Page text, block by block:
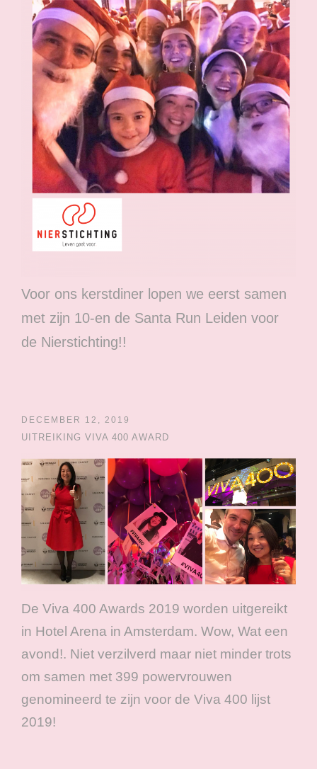
Voor ons kerstdiner lopen we eerst samen
met zijn 10-en de Santa Run Leiden voor
de Nierstichting!!
DECEMBER 12, 2019
UITREIKING VIVA 400 AWARD
De Viva 400 Awards 2019 worden uitgereikt
in Hotel Arena in Amsterdam. Wow, Wat een
avond!. Niet verzilverd maar niet minder trots
om samen met 399 powervrouwen
genomineerd te zijn voor de Viva 400 lijst
2019!